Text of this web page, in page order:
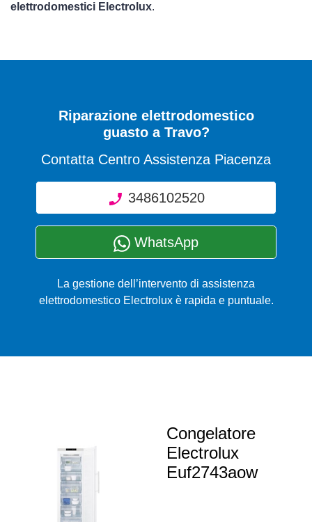
elettrodomestici Electrolux.
Riparazione elettrodomestico
guasto a Travo?
Contatta Centro Assistenza Piacenza
3486102520
WhatsApp
La gestione dell’intervento di assistenza
elettrodomestico Electrolux è rapida e puntuale.
Congelatore
Electrolux
Euf2743aow